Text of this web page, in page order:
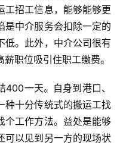
工招工信息，能够能够更
是中介服务会扣除一定的
低。此外，中介公司很有
职位吸引住职工缴费。
一天。自身到港口、
种十分传统式的搬运工找
个工作方法。益处是能够
可以见到另一方的现场状